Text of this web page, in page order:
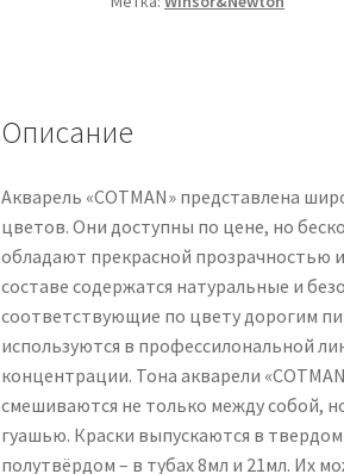
кисть
пласт.
коробка
Описание
Акварель «COTMAN» представлена
цветов. Они доступны по цене, но
обладают прекрасной прозрачностью
составе содержатся натуральные и
соответствующие по цвету дорогим
используются в профессилональной
концентрации. Тона акварели
смешиваются не только между собой,
гуашью. Краски выпускаются в
полутвёрдом – в тубах 8мл и 21мл. Их